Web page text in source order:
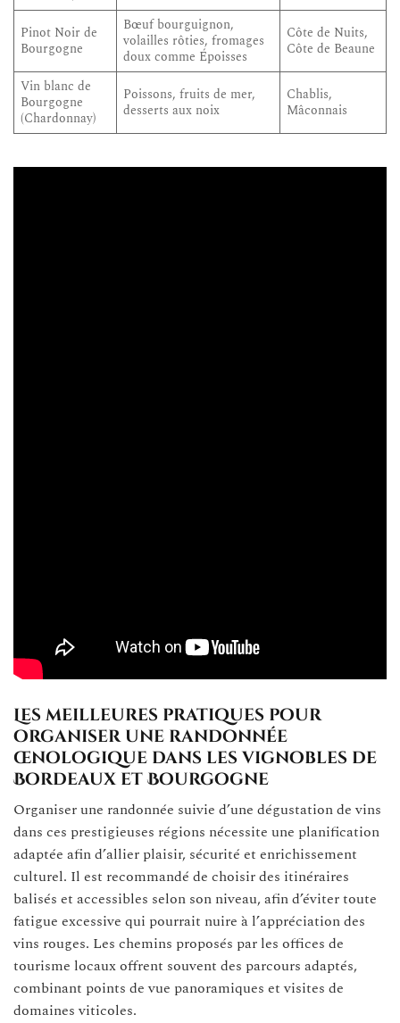
Pinot Noir de
Bourgogne
Bœuf bourguignon,
volailles rôties, fromages
doux comme Époisses
Côte de Nuits,
Côte de Beaune
Vin blanc de
Bourgogne
(Chardonnay)
Poissons, fruits de mer,
desserts aux noix
Chablis,
Mâconnais
Les meilleures pratiques pour
organiser une randonnée
œnologique dans les vignobles de
Bordeaux et Bourgogne
Organiser une randonnée suivie d’une dégustation de vins
dans ces prestigieuses régions nécessite une planification
adaptée afin d’allier plaisir, sécurité et enrichissement
culturel. Il est recommandé de choisir des itinéraires
balisés et accessibles selon son niveau, afin d’éviter toute
fatigue excessive qui pourrait nuire à l’appréciation des
vins rouges. Les chemins proposés par les offices de
tourisme locaux offrent souvent des parcours adaptés,
combinant points de vue panoramiques et visites de
domaines viticoles.